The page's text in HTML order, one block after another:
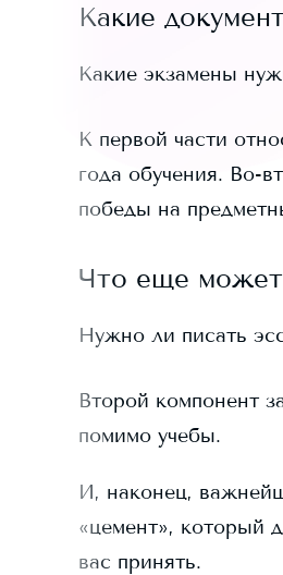
Какие
Какие экзамены
К первой части
года обучения. Во-
победы на
Что еще может
Нужно ли писать
Второй компонент
помимо учебы.
И, наконец,
«цемент», который
вас принять.